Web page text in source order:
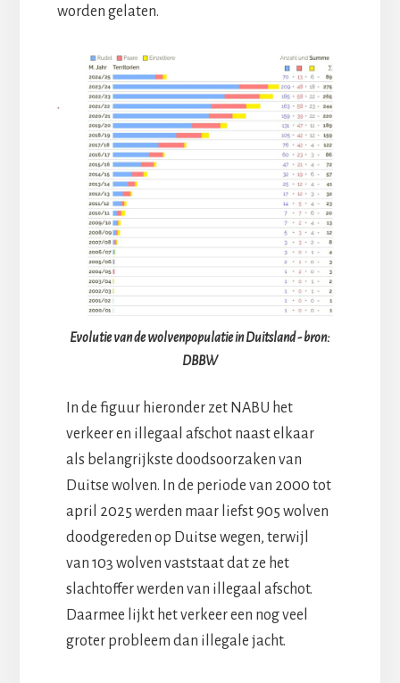
worden gelaten.
Evolutie van de wolvenpopulatie in Duitsland - bron:
DBBW
In de figuur hieronder zet NABU het
verkeer en illegaal afschot naast elkaar
als belangrijkste doodsoorzaken van
Duitse wolven. In de periode van 2000 tot
april 2025 werden maar liefst 905 wolven
doodgereden op Duitse wegen, terwijl
van 103 wolven vaststaat dat ze het
slachtoffer werden van illegaal afschot.
Daarmee lijkt het verkeer een nog veel
groter probleem dan illegale jacht.